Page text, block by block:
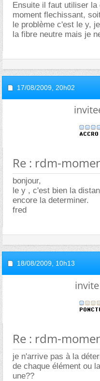
Ensuite il faut utiliser
moment flechissant,
le problème c'est le y,
la fibre neutre mais je
17/08/2009, 20h02
Re : rdm-
bonjour,
le y , c'est bien la
encore la determiner.
fred
18/08/2009, 10h13
Re : rdm-
je n'arrive pas à la
de chaque élément ou
une??